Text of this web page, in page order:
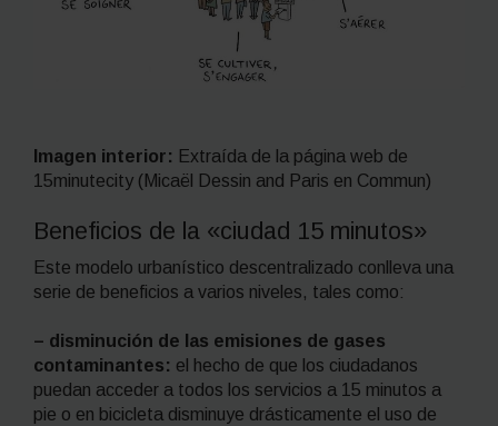
Imagen interior: Extraída de la página web de
15minutecity (Micaël Dessin and Paris en Commun)
Beneficios de la «ciudad 15 minutos»
Este modelo urbanístico descentralizado conlleva una
serie de beneficios a varios niveles, tales como:
– disminución de las emisiones de gases
contaminantes: el hecho de que los ciudadanos
puedan acceder a todos los servicios a 15 minutos a
pie o en bicicleta disminuye drásticamente el uso de